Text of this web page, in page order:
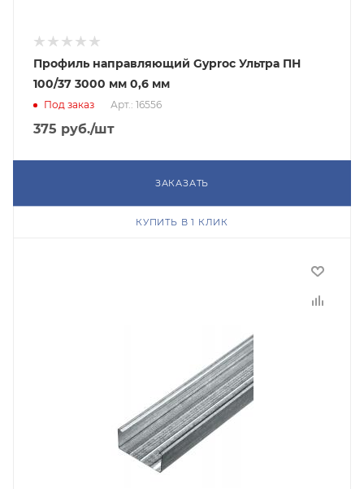
Профиль направляющий Gyproc Ультра ПН
100/37 3000 мм 0,6 мм
Под заказ Арт.: 16556
375 руб./шт
ЗАКАЗАТЬ
КУПИТЬ В 1 КЛИК